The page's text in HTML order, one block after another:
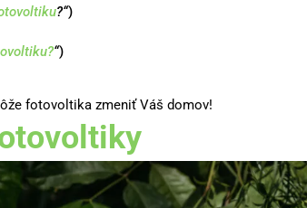
?“)
“)
fotovoltika zmeniť Váš domov!